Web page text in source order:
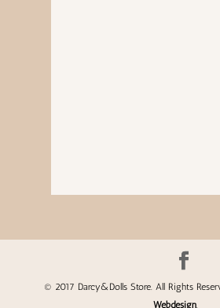
© 2017 Darcy&Dolls Store. All Rights
Webdesign